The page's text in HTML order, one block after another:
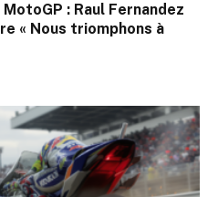
: Raul Fernandez
« Nous triomphons à